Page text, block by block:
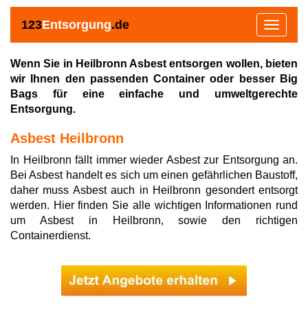
123Entsorgung.de
Toggle
Wenn Sie in Heilbronn Asbest entsorgen wollen, bieten
wir Ihnen den passenden Container oder besser Big
Bags für eine einfache und umweltgerechte
Entsorgung.
Asbest Heilbronn
In Heilbronn fällt immer wieder Asbest zur Entsorgung an.
Bei Asbest handelt es sich um einen gefährlichen Baustoff,
daher muss Asbest auch in Heilbronn gesondert entsorgt
werden. Hier finden Sie alle wichtigen Informationen rund
um Asbest in Heilbronn, sowie den richtigen
Containerdienst.